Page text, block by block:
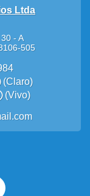
Ltda
- A
505
(Claro)
(Vivo)